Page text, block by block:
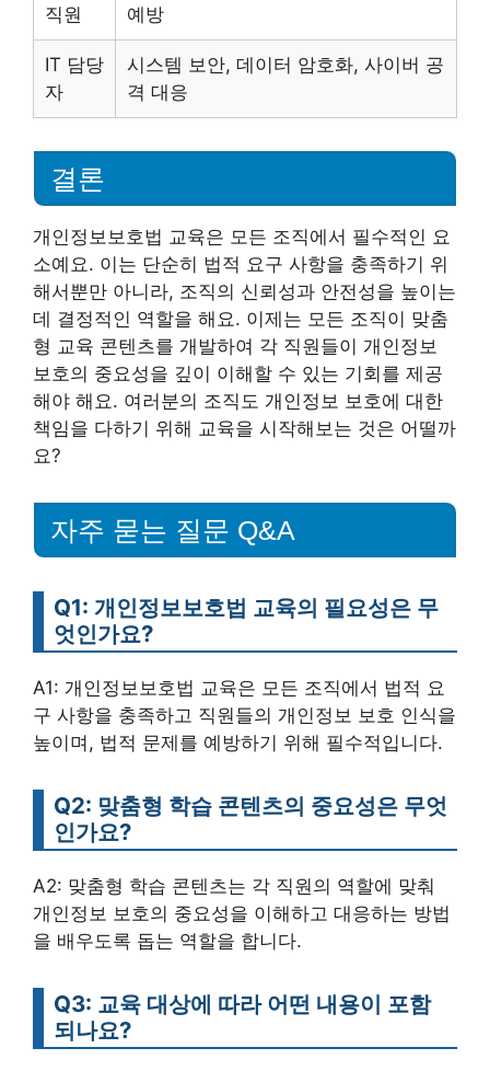
직원
예방
IT 담당
자
시스템 보안, 데이터 암호화, 사이버 공
격 대응
결론
개인정보보호법 교육은 모든 조직에서 필수적인 요
소예요. 이는 단순히 법적 요구 사항을 충족하기 위
해서뿐만 아니라, 조직의 신뢰성과 안전성을 높이는
데 결정적인 역할을 해요. 이제는 모든 조직이 맞춤
형 교육 콘텐츠를 개발하여 각 직원들이 개인정보
보호의 중요성을 깊이 이해할 수 있는 기회를 제공
해야 해요. 여러분의 조직도 개인정보 보호에 대한
책임을 다하기 위해 교육을 시작해보는 것은 어떨까
요?
자주 묻는 질문 Q&A
Q1: 개인정보보호법 교육의 필요성은 무
엇인가요?
A1: 개인정보보호법 교육은 모든 조직에서 법적 요
구 사항을 충족하고 직원들의 개인정보 보호 인식을
높이며, 법적 문제를 예방하기 위해 필수적입니다.
Q2: 맞춤형 학습 콘텐츠의 중요성은 무엇
인가요?
A2: 맞춤형 학습 콘텐츠는 각 직원의 역할에 맞춰
개인정보 보호의 중요성을 이해하고 대응하는 방법
을 배우도록 돕는 역할을 합니다.
Q3: 교육 대상에 따라 어떤 내용이 포함
되나요?